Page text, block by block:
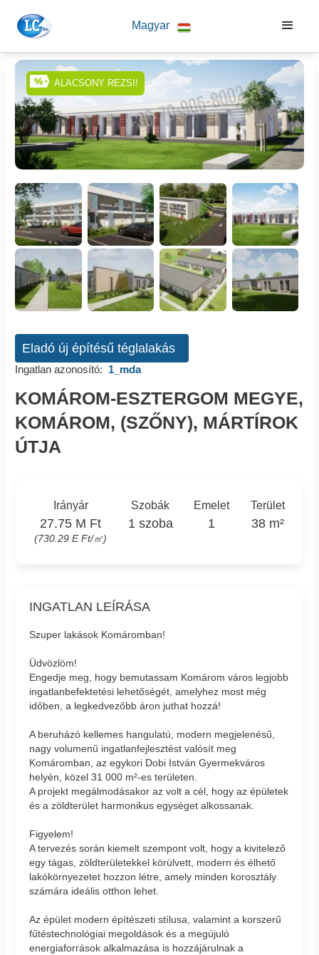
Magyar
ALACSONY REZSI!
Eladó új építésű téglalakás
Ingatlan azonosító: 1_mda
KOMÁROM-ESZTERGOM MEGYE,
KOMÁROM, (SZŐNY), MÁRTÍROK
ÚTJA
Irányár
27.75 M Ft
(730.29 E Ft/㎡)
Szobák
1 szoba
Emelet
1
Terület
38 m²
INGATLAN LEÍRÁSA
Szuper lakások Komáromban!
Üdvözlöm!
Engedje meg, hogy bemutassam Komárom város legjobb
ingatlanbefektetési lehetőségét, amelyhez most még
időben, a legkedvezőbb áron juthat hozzá!
A beruházó kellemes hangulatú, modern megjelenésű,
nagy volumenű ingatlanfejlesztést valósít meg
Komáromban, az egykori Dobi István Gyermekváros
helyén, közel 31 000 m²-es területen.
A projekt megálmodásakor az volt a cél, hogy az épületek
és a zöldterület harmonikus egységet alkossanak.
Figyelem!
A tervezés során kiemelt szempont volt, hogy a kivitelező
egy tágas, zöldterületekkel körülvett, modern és élhető
lakókörnyezetet hozzon létre, amely minden korosztály
számára ideális otthon lehet.
Az épület modern építészeti stílusa, valamint a korszerű
fűtéstechnológiai megoldások és a megújuló
energiaforrások alkalmazása is hozzájárulnak a